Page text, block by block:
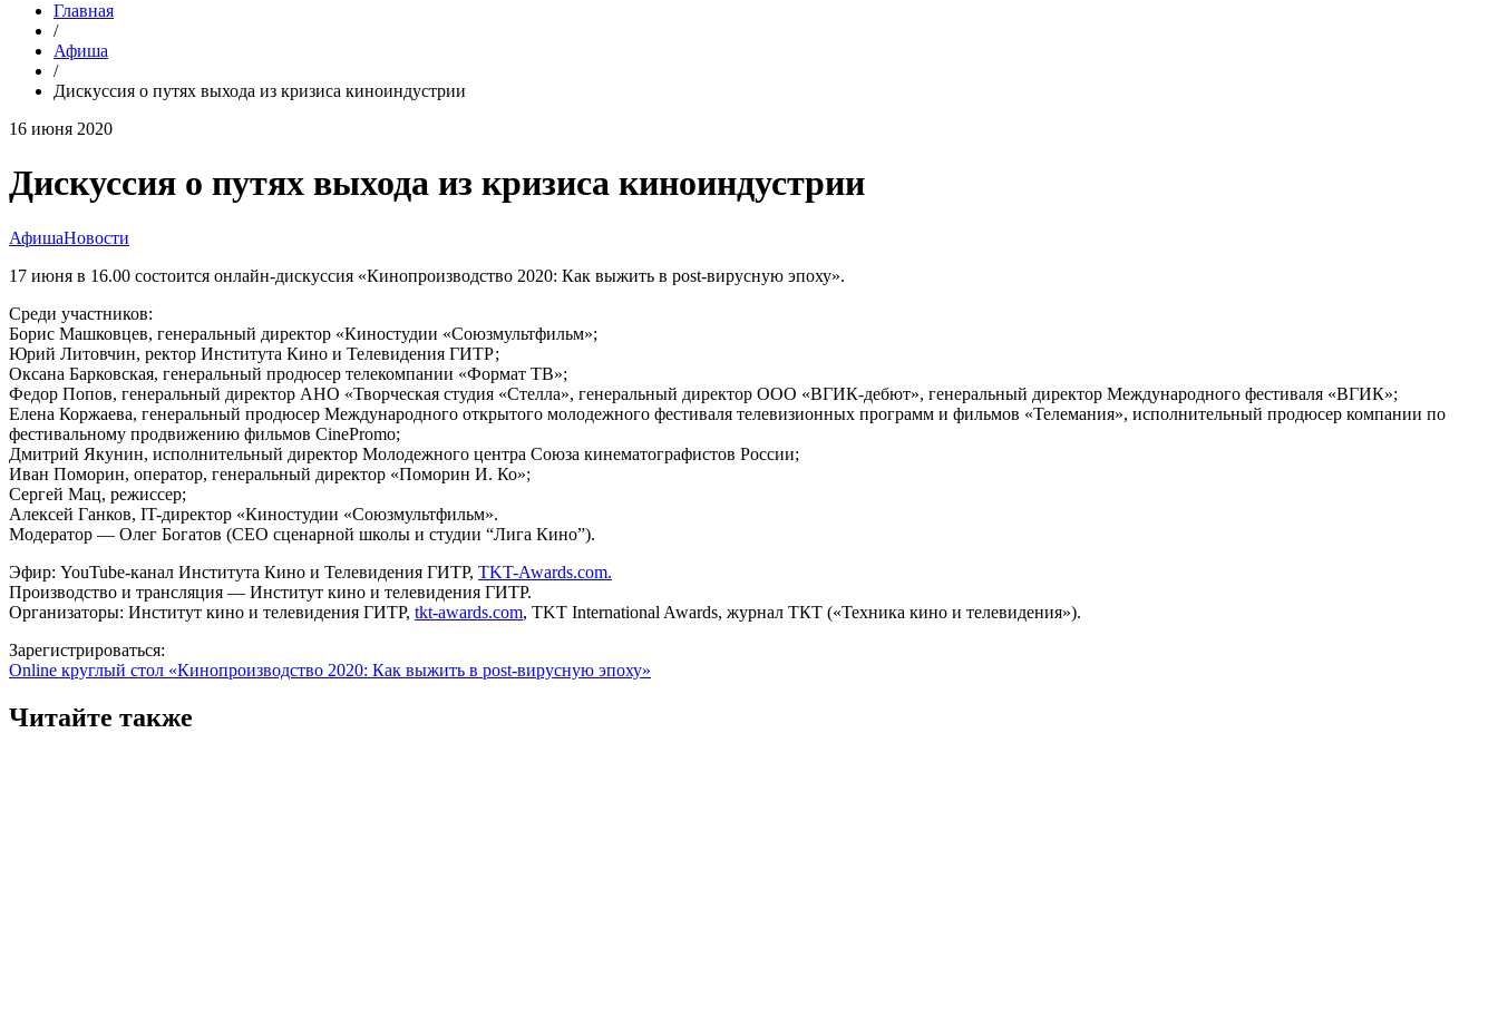
Главная
/
Афиша
/
Дискуссия о путях выхода из кризиса киноиндустрии
16 июня 2020
Дискуссия о путях выхода из кризиса киноиндустрии
АфишаНовости
17 июня в 16.00 состоится онлайн-дискуссия «Кинопроизводство 2020: Как выжить в post-вирусную эпоху».
Среди участников:
Борис Машковцев, генеральный директор «Киностудии «Союзмультфильм»;
Юрий Литовчин, ректор Института Кино и Телевидения ГИТР;
Оксана Барковская, генеральный продюсер телекомпании «Формат ТВ»;
Федор Попов, генеральный директор АНО «Творческая студия «Стелла», генеральный директор ООО «ВГИК-дебют», генеральный директор Международного фестиваля «ВГИК»;
Елена Коржаева, генеральный продюсер Международного открытого молодежного фестиваля телевизионных программ и фильмов «Телемания», исполнительный продюсер компании по
фестивальному продвижению фильмов CinePromo;
Дмитрий Якунин, исполнительный директор Молодежного центра Союза кинематографистов России;
Иван Поморин, оператор, генеральный директор «Поморин И. Ко»;
Сергей Мац, режиссер;
Алексей Ганков, IT-директор «Киностудии «Союзмультфильм».
Модератор — Олег Богатов (CEO сценарной школы и студии “Лига Кино”).
Эфир: YouTube-канал Института Кино и Телевидения ГИТР, TKT-Awards.com.
Производство и трансляция — Институт кино и телевидения ГИТР.
Организаторы: Институт кино и телевидения ГИТР, tkt-awards.com, TKT International Awards, журнал ТКТ («Техника кино и телевидения»).
Зарегистрироваться:
Online круглый стол «Кинопроизводство 2020: Как выжить в post-вирусную эпоху»
Читайте также